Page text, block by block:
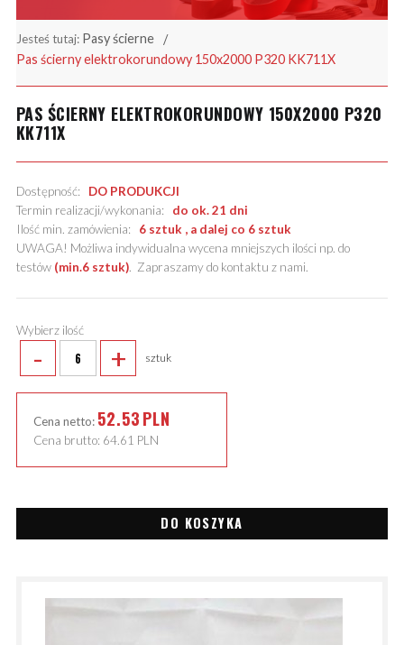
Jesteś tutaj: Pasy ścierne
Pas ścierny elektrokorundowy 150x2000 P320 KK711X
PAS ŚCIERNY ELEKTROKORUNDOWY 150X2000 P320
KK711X
Dostępność: DO PRODUKCJI
Termin realizacji/wykonania: do ok. 21 dni
Ilość min. zamówienia: 6 sztuk , a dalej co 6 sztuk
UWAGA! Możliwa indywidualna wycena mniejszych ilości np. do
testów (min.6 sztuk). Zapraszamy do kontaktu z nami.
Wybierz ilość
- + sztuk
Cena netto: 52.53PLN
Cena brutto: 64.61 PLN
DO KOSZYKA